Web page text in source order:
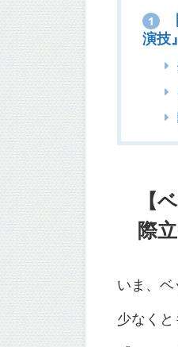
1
演技
【
際
いま、ベ
少なく